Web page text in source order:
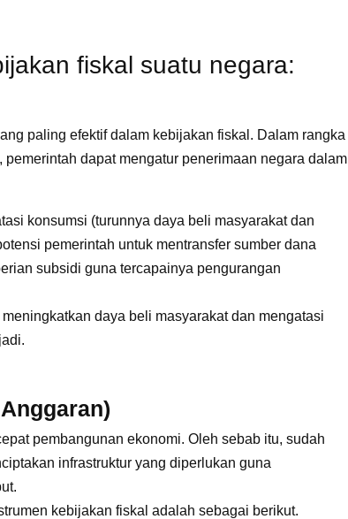
fiskal suatu negara:
paling efektif dalam kebijakan fiskal. Dalam rangka
dapat mengatur penerimaan negara dalam
konsumsi (turunnya daya beli masyarakat dan
pemerintah untuk mentransfer sumber dana
subsidi guna tercapainya pengurangan
daya beli masyarakat dan mengatasi
pembangunan ekonomi. Oleh sebab itu, sudah
infrastruktur yang diperlukan guna
kebijakan fiskal adalah sebagai berikut.